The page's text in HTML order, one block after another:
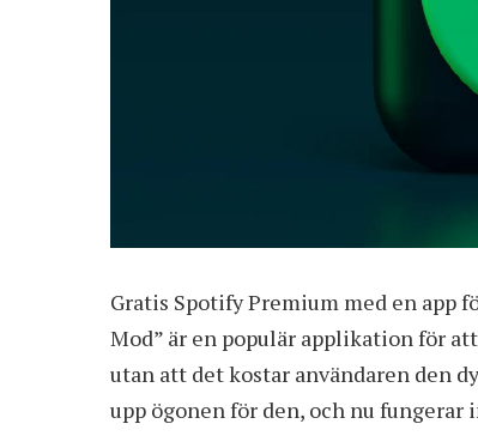
Gratis Spotify Premium med en app
Mod” är en populär applikation för
utan att det kostar användaren den
upp ögonen för den, och nu fungerar